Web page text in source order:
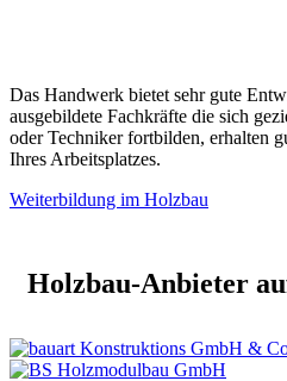
Das Handwerk bietet sehr gute
ausgebildete Fachkräfte die sich
oder Techniker fortbilden, erhalten
Ihres Arbeitsplatzes.
Weiterbildung im Holzbau
Holzbau-Anbieter